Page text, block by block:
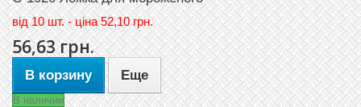
вiд10 шт. - цiна 52,10 грн.
56,63 грн.
В корзину Еще
В наличии